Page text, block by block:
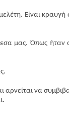
Είναι
μας. Όπως
αρνείται να